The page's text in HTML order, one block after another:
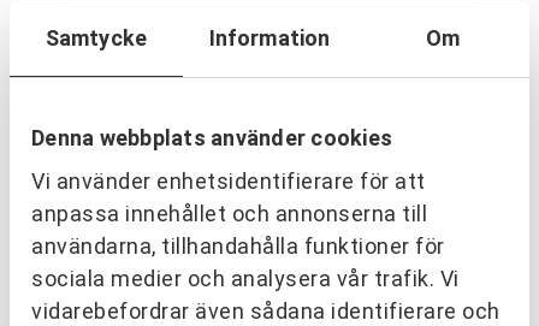
Samtycke Information Om
Denna webbplats använder cookies
Vi använder enhetsidentifierare för att
anpassa innehållet och annonserna till
användarna, tillhandahålla funktioner för
sociala medier och analysera vår trafik. Vi
vidarebefordrar även sådana identifierare och
LÄS MER INOM:
PARTNERING & SAMVERKAN TEAM & LEDARSKAP
OM URKRAFT
SENASTE NYHETERNA